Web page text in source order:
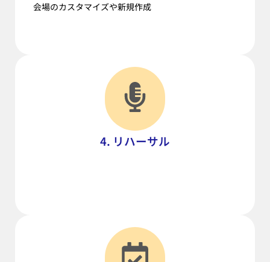
会場のカスタマイズや新規作成
4. リハーサル